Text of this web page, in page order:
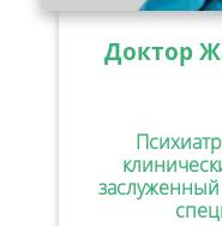
Доктор